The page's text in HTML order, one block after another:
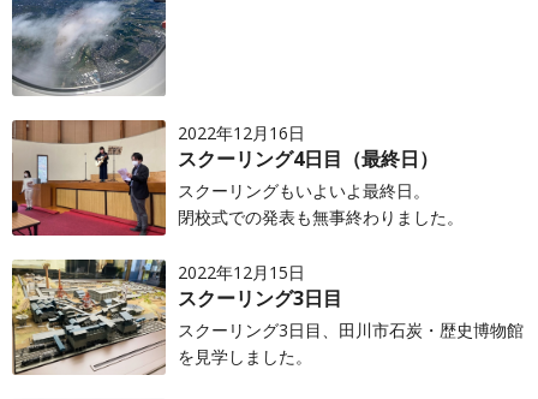
2022年12月16日
スクーリング4日目（最終日）
スクーリングもいよいよ最終日。
閉校式での発表も無事終わりました。
2022年12月15日
スクーリング3日目
スクーリング3日目、田川市石炭・歴史博物館
を見学しました。